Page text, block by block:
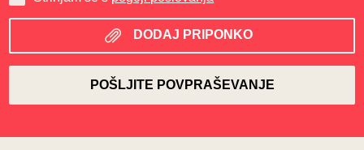
DODAJ PRIPONKO